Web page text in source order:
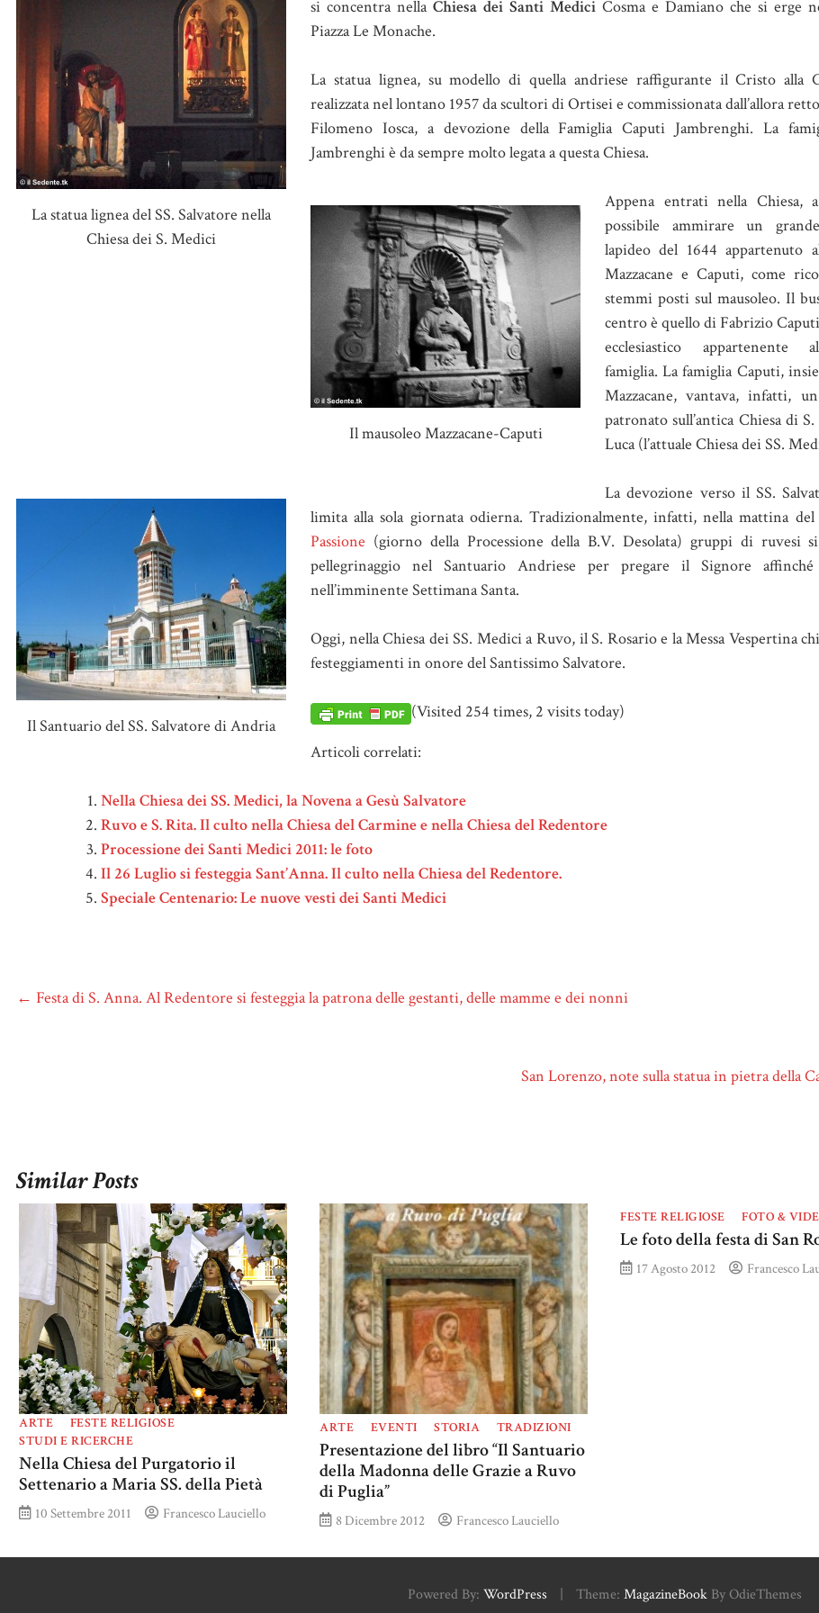
La statua lignea del SS. Salvatore nella
Chiesa dei S. Medici
si concentra nella Chiesa dei Santi Medici Cosma e Damiano che si erge
Piazza Le Monache.
La statua lignea, su modello di quella andriese raffigurante il Cristo alla
realizzata nel lontano 1957 da scultori di Ortisei e commissionata dall’allora
Filomeno Iosca, a devozione della Famiglia Caputi Jambrenghi. La
Jambrenghi è da sempre molto legata a questa Chiesa.
Il mausoleo Mazzacane-Caputi
Appena entrati nella Chiesa,
possibile ammirare un
lapideo del 1644 appartenuto
Mazzacane e Caputi, come
stemmi posti sul mausoleo. Il
centro è quello di Fabrizio
ecclesiastico appartenente
famiglia. La famiglia Caputi,
Mazzacane, vantava, infatti,
patronato sull’antica Chiesa di
Luca (l’attuale Chiesa dei SS.
Il Santuario del SS. Salvatore di Andria
La devozione verso il SS.
limita alla sola giornata odierna. Tradizionalmente, infatti, nella mattina del
Passione (giorno della Processione della B.V. Desolata) gruppi di ruvesi
pellegrinaggio nel Santuario Andriese per pregare il Signore affinché
nell’imminente Settimana Santa.
Oggi, nella Chiesa dei SS. Medici a Ruvo, il S. Rosario e la Messa Vespertina
festeggiamenti in onore del Santissimo Salvatore.
(Visited 254 times, 2 visits today)
Articoli correlati:
Nella Chiesa dei SS. Medici, la Novena a Gesù Salvatore
Ruvo e S. Rita. Il culto nella Chiesa del Carmine e nella Chiesa del Redentore
Processione dei Santi Medici 2011: le foto
Il 26 Luglio si festeggia Sant’Anna. Il culto nella Chiesa del Redentore.
Speciale Centenario: Le nuove vesti dei Santi Medici
← Festa di S. Anna. Al Redentore si festeggia la patrona delle gestanti, delle mamme e dei nonni
San Lorenzo, note sulla statua in pietra della
Similar Posts
ARTE
FESTE RELIGIOSE
STUDI E RICERCHE
Nella Chiesa del Purgatorio il
Settenario a Maria SS. della Pietà
10 Settembre 2011 Francesco Lauciello
ARTE EVENTI STORIA TRADIZIONI
Presentazione del libro “Il Santuario
della Madonna delle Grazie a Ruvo
di Puglia”
8 Dicembre 2012 Francesco Lauciello
FESTE RELIGIOSE FOTO &
Le foto della festa di San
17 Agosto 2012 Francesco
Powered By: WordPress Theme: MagazineBook By OdieThemes